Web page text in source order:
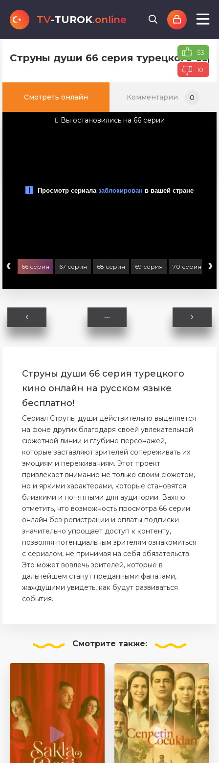
TV-TUROK.online
Струны души 66 серия турецкого 53
10
Смотреть онлайн Комментарии 0
Вы остановились на 66 серии
‹ 66 серия 67 серия 68 серия 69 серия 70 серия ›
Струны души 66 серия турецкого
кино онлайн на русском языке
бесплатно!
Сериал Струны души действительно выделяется
на фоне других благодаря своей увлекательной
сюжетной линии и глубине персонажей,
которые заставляют зрителей сопереживать их
эмоциям и переживаниям. Этот проект
привлекает внимание не только своим сюжетом,
но и яркими характерами, которые становятся
близкими и понятными для аудитории. Важно
отметить, что возможность просмотра 66 серии
онлайн без регистрации и оплаты подписки
значительно упрощает доступ к контенту,
позволяя потенциальным зрителям ознакомиться
с сериалом, не принимая на себя обязательств.
Это может вовлечь зрителей, которые в
дальнейшем станут преданными фанатами,
жаждущими увидеть, как будут развиваться
события.
Смотрите также: